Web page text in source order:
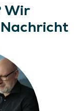
Wir